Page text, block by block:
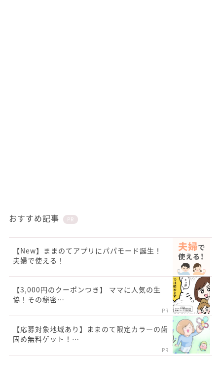
おすすめ記事 PR
【New】ままのてアプリにパパモード誕生！
夫婦で使える！
【3,000円のクーポンつき】 ママに人気の生
協！その秘密…
PR
【応募対象地域あり】ままのて限定カラーの歯
固め無料ゲット！…
PR